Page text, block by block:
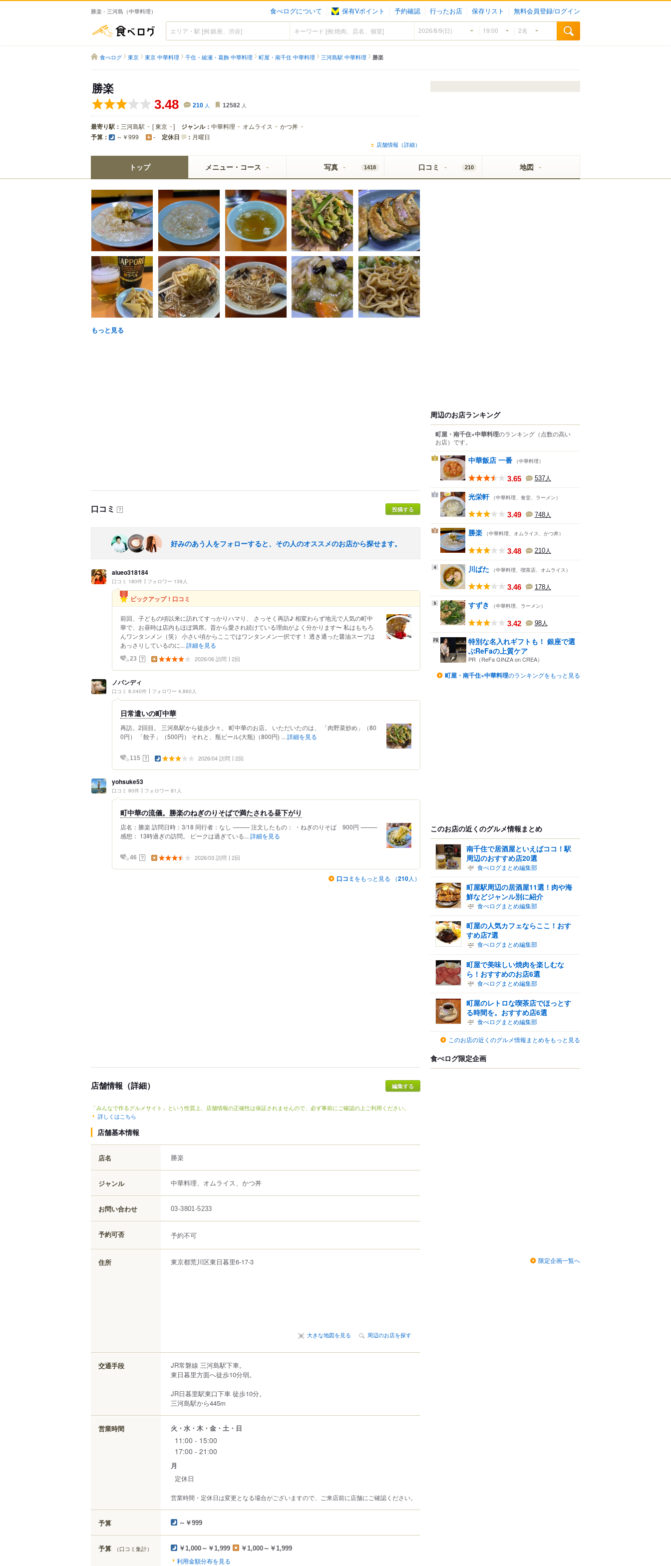
勝楽 - 三河島（中華料理） 食べログについて 保有Vポイント 予約確認 行ったお店 保存リスト 無料会員登録/ログイン
食べログ
食べログ 東京 東京 中華料理 千住・綾瀬・葛飾 中華料理 町屋・南千住 中華料理 三河島駅 中華料理 勝楽
勝楽
3.48 210 人 12582 人
最寄り駅： 三河島駅 [東京 ] ジャンル： 中華料理 オムライス かつ丼
予算： ～￥999 - 定休日 ： 月曜日
店舗情報（詳細）
トップ メニュー・コース 写真 1418 口コミ 210 地図
もっと見る
口コミ ？ 投稿する
好みのあう人をフォローすると、その人のオススメのお店から探せます。
aiueo318184
口コミ 180件 フォロワー 139人
ピックアップ！口コミ
前回、子どもの頃以来に訪れてすっかりハマり、 さっそく再訪♪ 相変わらず地元で人気の町中
華で、お昼時は店内もほぼ満席。昔から愛され続けている理由がよく分かります〜 私はもちろ
んワンタンメン（笑） 小さい頃からここではワンタンメン一択です！ 透き通った醤油スープは
あっさりしているのに... 詳細を見る
23 ？ 2026/06 訪問 2回
ノバンディ
口コミ 8,040件 フォロワー 4,860人
日常遣いの町中華
再訪。2回目。 三河島駅から徒歩少々。 町中華のお店。 いただいたのは、 「肉野菜炒め」（80
0円） 「餃子」（500円） それと、瓶ビール(大瓶)（800円) ... 詳細を見る
115 ？ 2026/04 訪問 2回
yohsuke53
口コミ 80件 フォロワー 81人
町中華の流儀。勝楽のねぎのりそばで満たされる昼下がり
店名：勝楽 訪問日時：3/18 同行者：なし ⸻ 注文したもの： ・ねぎのりそば 900円 ⸻
感想： 13時過ぎの訪問。 ピークは過ぎている... 詳細を見る
46 ？ 2026/03 訪問 2回
口コミ をもっと見る （210人）
店舗情報（詳細）
「みんなで作るグルメサイト」という性質上、店舗情報の正確性は保証されませんので、必ず事前にご確認の上ご利用ください。
詳しくはこちら
店舗基本情報
店名 勝楽
ジャンル 中華料理、オムライス、かつ丼
お問い合わせ 03-3801-5233
予約可否 予約不可
住所 東京都荒川区東日暮里6-17-3
大きな地図を見る 周辺のお店を探す
交通手段
JR常磐線 三河島駅下車。
東日暮里方面へ徒歩10分弱。
JR日暮里駅東口下車 徒歩10分。
三河島駅から445m
営業時間 火・水・木・金・土・日
11:00 - 15:00
17:00 - 21:00
月
定休日
営業時間・定休日は変更となる場合がございますので、ご来店前に店舗にご確認ください。
予算 ～￥999
予算 （口コミ集計） ￥1,000～￥1,999 ￥1,000～￥1,999
利用金額分布を見る
周辺のお店ランキング
町屋・南千住×中華料理のランキング （点数の高い
お店） です。
1 中華飯店 一番 （中華料理）
3.65 537人
2 光栄軒 （中華料理、食堂、ラーメン）
3.49 748人
3 勝楽 （中華料理、オムライス、かつ丼）
3.48 210人
4 川ばた （中華料理、喫茶店、オムライス）
3.46 178人
5 すずき （中華料理、ラーメン）
3.42 98人
特別な名入れギフトも！ 銀座で選
ぶReFaの上質ケア
PR（ReFa GINZA on CREA）
町屋・南千住×中華料理のランキングをもっと見る
このお店の近くのグルメ情報まとめ
南千住で居酒屋といえばココ！駅
周辺のおすすめ店20選
食べログまとめ編集部
町屋駅周辺の居酒屋11選！肉や海
鮮などジャンル別に紹介
食べログまとめ編集部
町屋の人気カフェならここ！おす
すめ店7選
食べログまとめ編集部
町屋で美味しい焼肉を楽しむな
ら！おすすめのお店6選
食べログまとめ編集部
町屋のレトロな喫茶店でほっとす
る時間を。おすすめ店6選
食べログまとめ編集部
このお店の近くのグルメ情報まとめをもっと見る
食べログ限定企画
限定企画一覧へ